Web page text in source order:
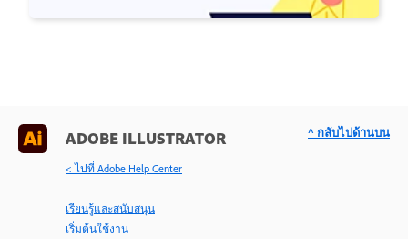
ADOBE ILLUSTRATOR
< ไปที่ Adobe Help Center
เรียนรู้และสนับสนุน
เริ่มต้นใช้งาน
^ กลับไปด้านบน